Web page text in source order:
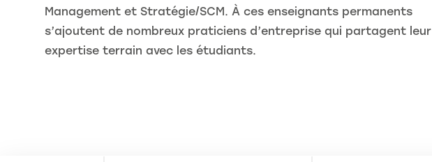
Management et Stratégie/SCM. À ces enseignants permanents
s’ajoutent de nombreux praticiens d’entreprise qui partagent leur
expertise terrain avec les étudiants.